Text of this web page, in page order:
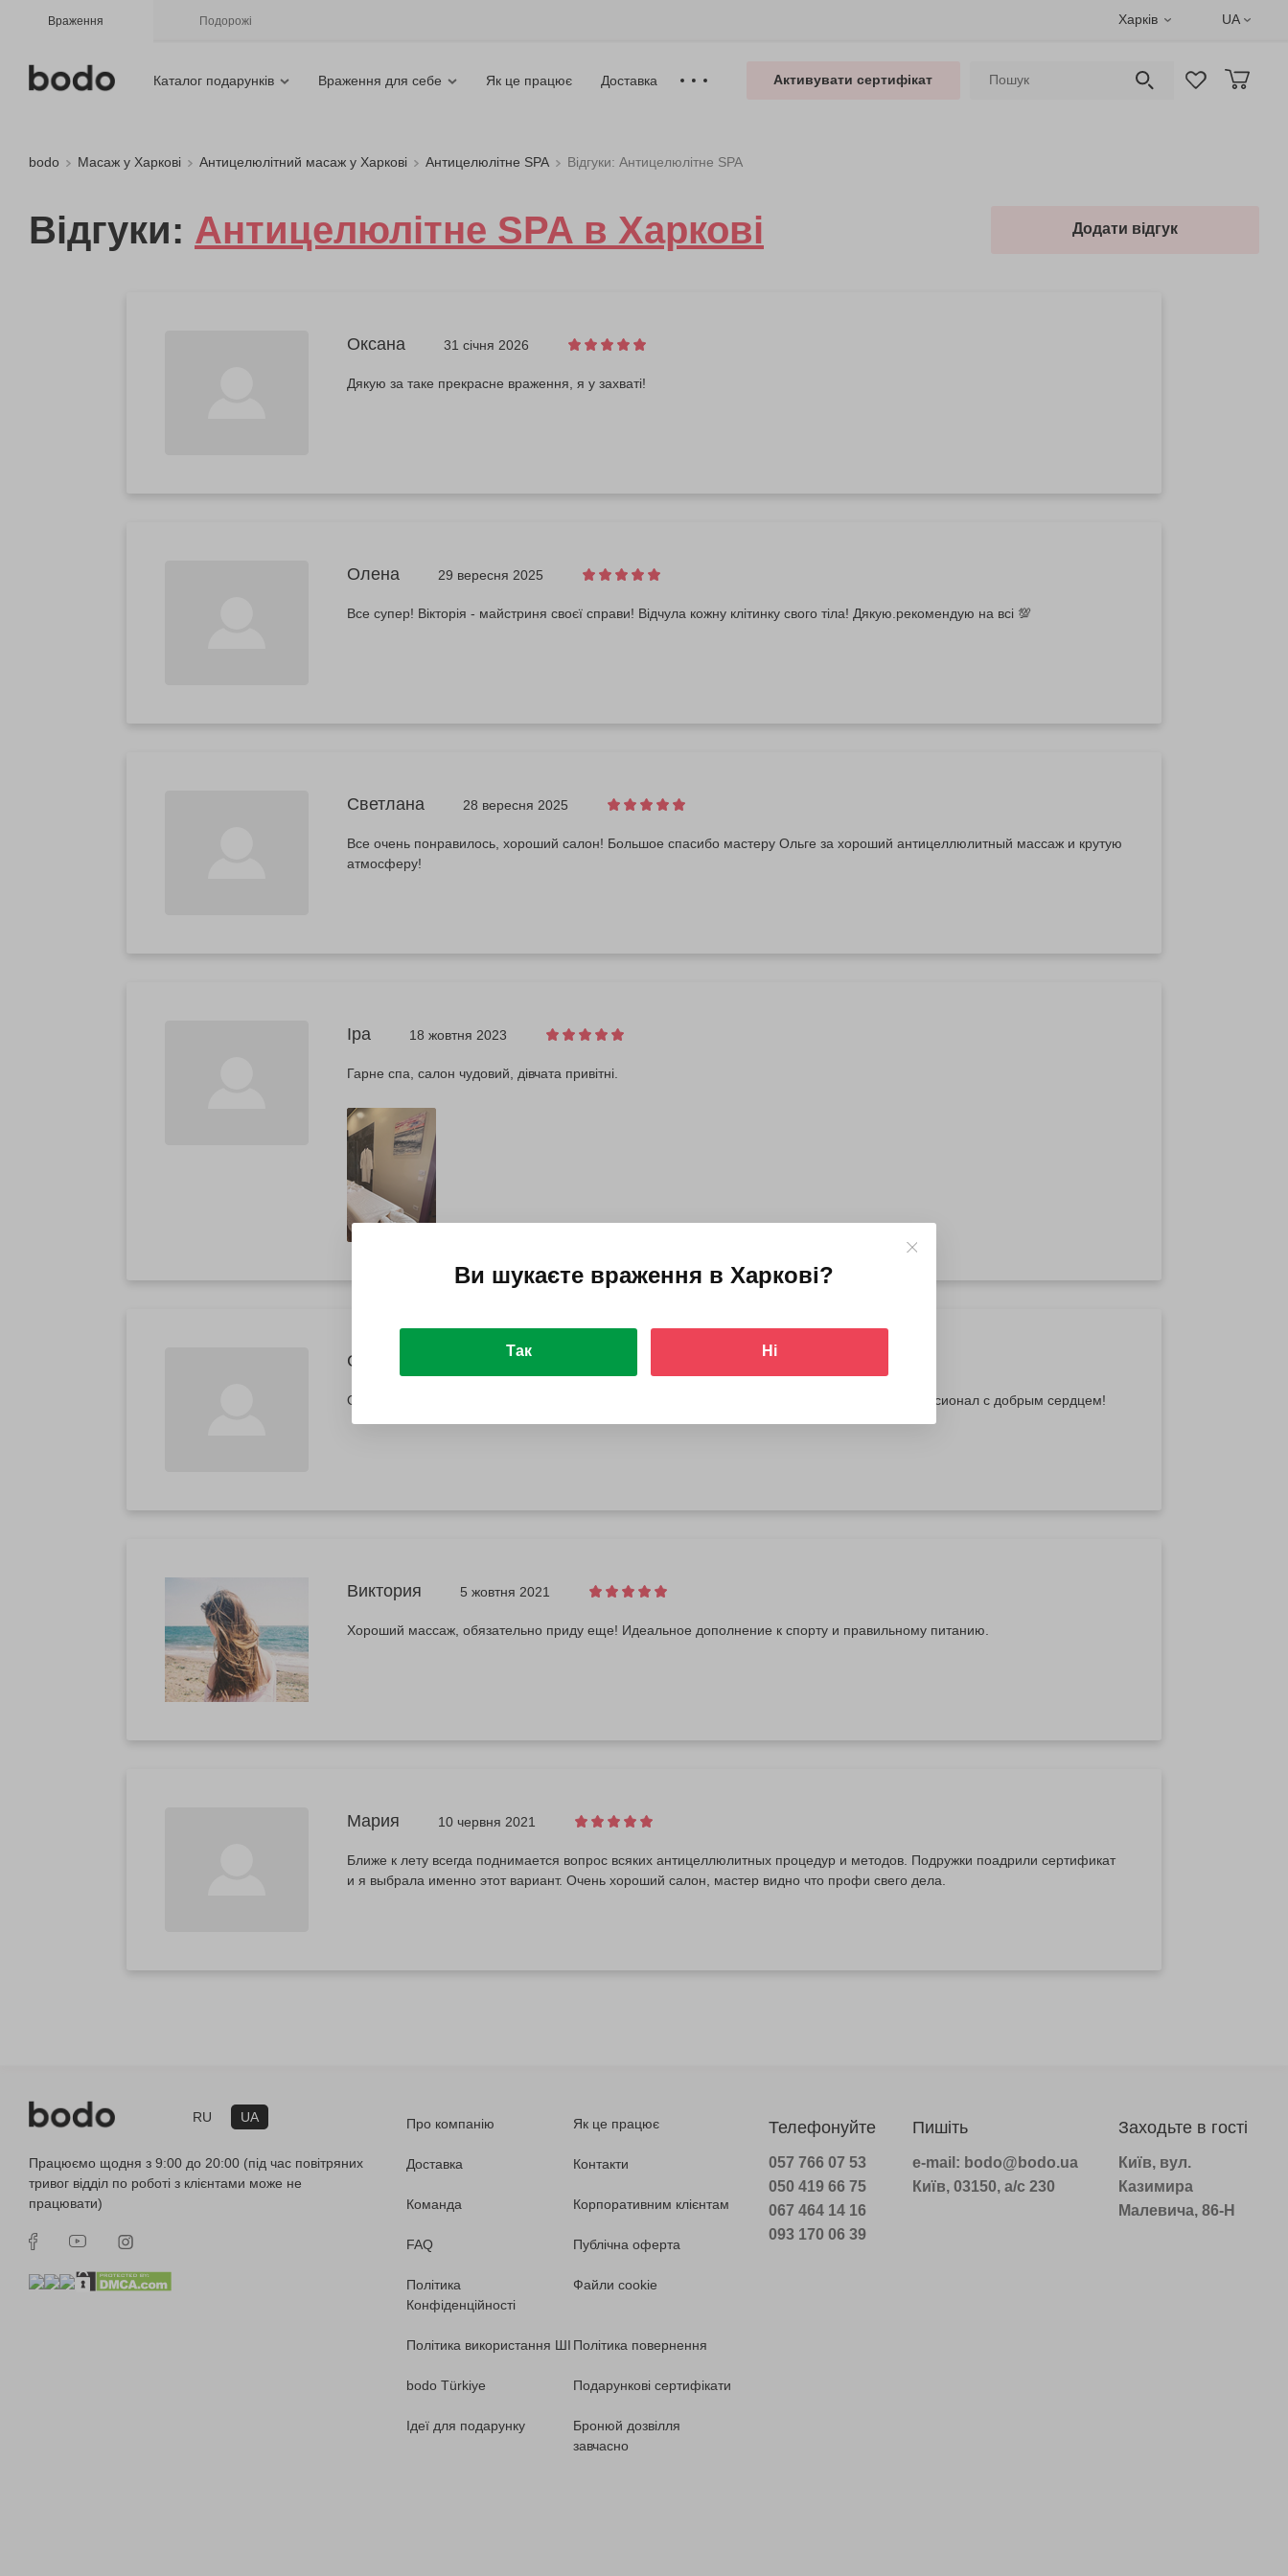
Враження Подорожі Харків UA
Каталог подарунків Враження для себе Як це працює Доставка Активувати сертифікат
bodo Масаж у Харкові Антицелюлітний масаж у Харкові Антицелюлітне SPA Відгуки: Антицелюлітне SPA
Відгуки: Антицелюлітне SPA в Харкові Додати відгук
Оксана 31 січня 2026
Дякую за таке прекрасне враження, я у захваті!
Олена 29 вересня 2025
Все супер! Вікторія - майстриня своєї справи! Відчула кожну клітинку свого тіла! Дякую.рекомендую на всі 💯
Светлана 28 вересня 2025
Все очень понравилось, хороший салон! Большое спасибо мастеру Ольге за хороший антицеллюлитный массаж и крутую
атмосферу!
Іра 18 жовтня 2023
Гарне спа, салон чудовий, дівчата привітні.
Светлана 3 лютого 2023
Огромное Спасибо мастеру Наталье за тайский и антицеллюлитный массаж - супер профессионал с добрым сердцем!
Виктория 5 жовтня 2021
Хороший массаж, обязательно приду еще! Идеальное дополнение к спорту и правильному питанию.
Мария 10 червня 2021
Ближе к лету всегда поднимается вопрос всяких антицеллюлитных процедур и методов. Подружки поадрили сертификат
и я выбрала именно этот вариант. Очень хороший салон, мастер видно что профи свего дела.
RU UA
Працюємо щодня з 9:00 до 20:00 (під час повітряних
тривог відділ по роботі з клієнтами може не
працювати)
Про компанію Як це працює
Доставка Контакти
Команда Корпоративним клієнтам
FAQ Публічна оферта
Політика
Конфіденційності
Файли cookie
Політика використання ШІ Політика повернення
bodo Türkiye Подарункові сертифікати
Ідеї для подарунку
Бронюй дозвілля
завчасно
Телефонуйте
057 766 07 53
050 419 66 75
067 464 14 16
093 170 06 39
Пишіть
e-mail: bodo@bodo.ua
Київ, 03150, а/с 230
Заходьте в гості
Київ, вул.
Казимира
Малевича, 86-Н
Ви шукаєте враження в Харкові?
Так Ні